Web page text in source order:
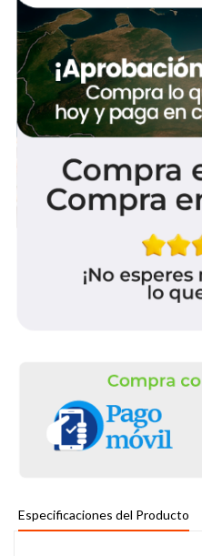
Especificaciones del Producto